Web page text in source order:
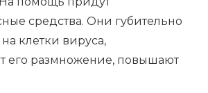
средства. Они губительно
клетки вируса,
его размножение, повышают